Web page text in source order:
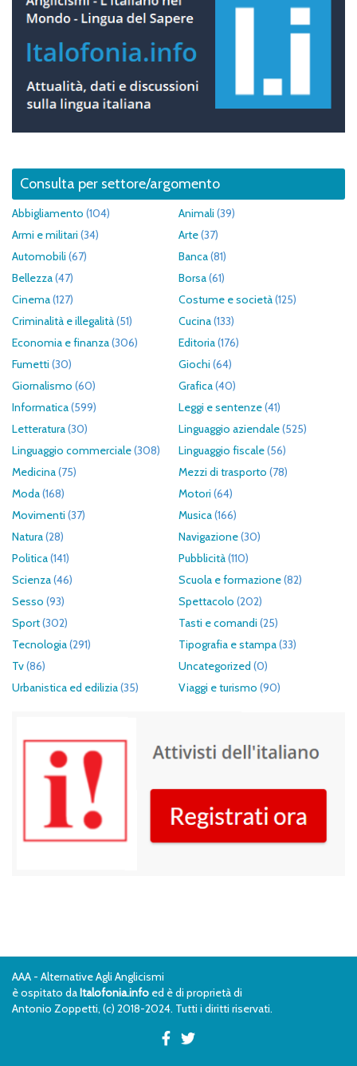
Consulta per settore/argomento
Abbigliamento (104) Animali (39)
Armi e militari (34) Arte(37)
Automobili (67) Banca(81)
Bellezza(47) Borsa(61)
Cinema(127) Costume e società(125)
Criminalità e illegalità(51) Cucina(133)
Economia e finanza(306) Editoria(176)
Fumetti (30) Giochi (64)
Giornalismo (60) Grafica(40)
Informatica(599) Leggi e sentenze(41)
Letteratura(30) Linguaggio aziendale(525)
Linguaggio commerciale(308) Linguaggio fiscale(56)
Medicina(75) Mezzi di trasporto (78)
Moda(168) Motori (64)
Movimenti (37) Musica(166)
Natura(28) Navigazione(30)
Politica(141) Pubblicità(110)
Scienza(46) Scuola e formazione(82)
Sesso (93) Spettacolo (202)
Sport(302) Tasti e comandi (25)
Tecnologia(291) Tipografia e stampa(33)
Tv(86) Uncategorized (0)
Urbanistica ed edilizia(35) Viaggi e turismo (90)
AAA - Alternative Agli Anglicismi
è ospitato daItalofonia.info ed è di proprietà di
Antonio Zoppetti, (c) 2018-2024. Tutti i diritti riservati.